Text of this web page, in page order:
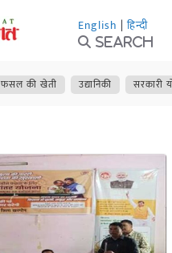
English | हिन्दी
Search
फसल की खेती उद्यानिकी सरकारी